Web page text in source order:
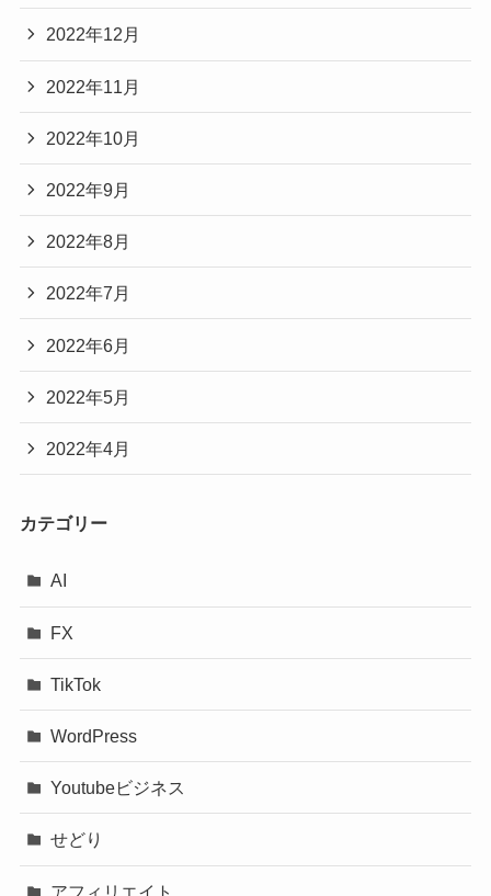
2022年12月
2022年11月
2022年10月
2022年9月
2022年8月
2022年7月
2022年6月
2022年5月
2022年4月
カテゴリー
AI
FX
TikTok
WordPress
Youtubeビジネス
せどり
アフィリエイト